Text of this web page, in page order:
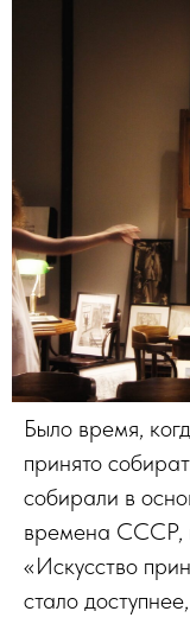
Было время,
принято
собирали в
времена СССР,
«Искусство
стало